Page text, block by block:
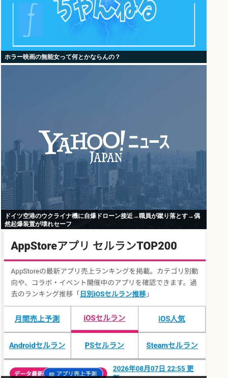
ホラー映画の無能女って何とかならんの？
ドイツ空港のウクライナ機に自爆ドローン接近→職員が蹴り落とす→偶
然起爆装置が壊れセーフ